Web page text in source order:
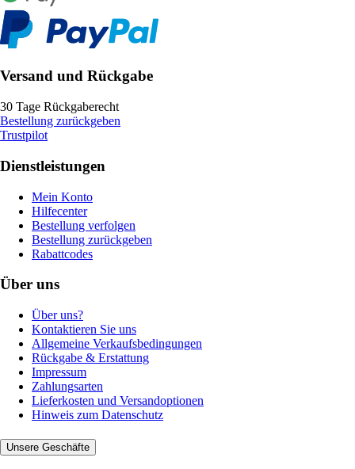
Versand und Rückgabe
30 Tage Rückgaberecht
Bestellung zurückgeben
Trustpilot
Dienstleistungen
Mein Konto
Hilfecenter
Bestellung verfolgen
Bestellung zurückgeben
Rabattcodes
Über uns
Über uns?
Kontaktieren Sie uns
Allgemeine Verkaufsbedingungen
Rückgabe & Erstattung
Impressum
Zahlungsarten
Lieferkosten und Versandoptionen
Hinweis zum Datenschutz
Unsere Geschäfte